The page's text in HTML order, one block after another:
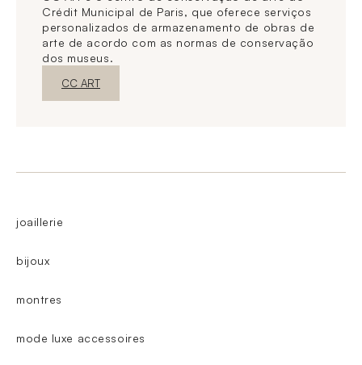
Crédit Municipal de Paris, que oferece serviços
personalizados de armazenamento de obras de
arte de acordo com as normas de conservação
dos museus.
Nova janelaDescubra o
CC ART
joaillerie
bijoux
montres
mode luxe accessoires